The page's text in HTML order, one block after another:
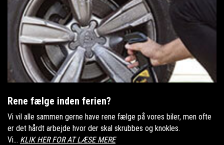
Rene fælge inden ferien?
Vi vil alle sammen gerne have rene fælge på vores biler, men ofte
er det hårdt arbejde hvor der skal skrubbes og knokles.
Vi... KLIK HER FOR AT LÆSE MERE